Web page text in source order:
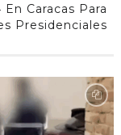
Caracas Para
Presidenciales